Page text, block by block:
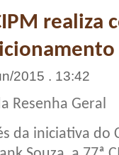
realiza
2015 . 13:42
Resenha Geral
da iniciativa do